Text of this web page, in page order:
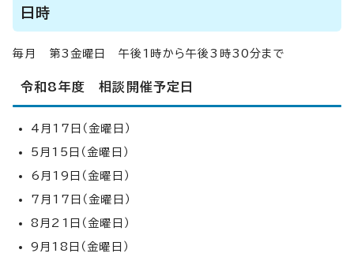
日時
毎月 第3金曜日 午後1時から午後3時30分まで
令和8年度 相談開催予定日
4月17日（金曜日）
5月15日（金曜日）
6月19日（金曜日）
7月17日（金曜日）
8月21日（金曜日）
9月18日（金曜日）